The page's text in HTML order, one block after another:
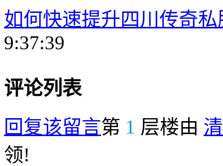
如何快速提升四川传奇
9:37:39
评论列表
回复该留言第 1 层楼由
领!